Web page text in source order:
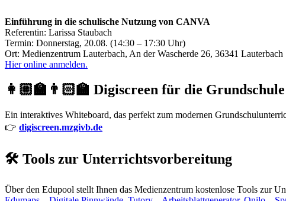
Einführung in die schulische Nutzung von CANVA
Referentin: Larissa Staubach
Termin: Donnerstag, 20.08. (14:30 – 17:30 Uhr)
Ort: Medienzentrum Lauterbach, An der Wascherde 26, 36341 Lauterbach
Hier online anmelden.
👩🏼‍🏫👨🏻‍🏫 Digiscreen für die Grundschule
Ein interaktives Whiteboard, das perfekt zum modernen
👉 digiscreen.mzgivb.de
🛠️ Tools zur Unterrichtsvorbereitung
Über den Edupool stellt Ihnen das Medienzentrum kostenlose Tools zur